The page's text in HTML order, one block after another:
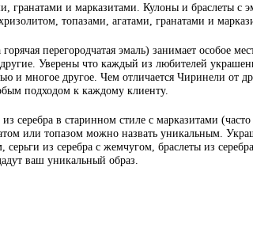
гранатами и марказитами. Кулоны и браслеты с
топазами, агатами, гранатами и
перегородчатая эмаль) занимает особое
Уверены что каждый из любителей
и многое другое. Чем отличается Чиринели
подходом к каждому клиенту.
серебра в старинном стиле с марказитами
или топазом можно назвать уникальным.
из серебра с жемчугом, браслеты из
ваш уникальный образ.